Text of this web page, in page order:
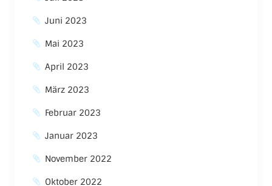
Juni 2023
Mai 2023
April 2023
März 2023
Februar 2023
Januar 2023
November 2022
Oktober 2022